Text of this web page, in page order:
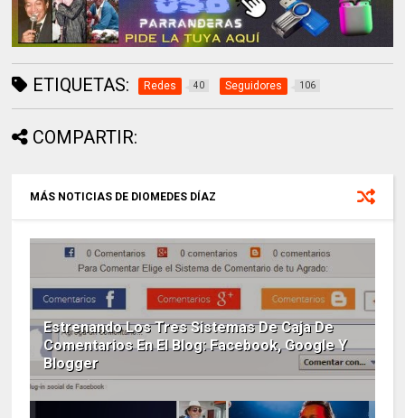
ETIQUETAS: Redes 40 Seguidores 106
COMPARTIR:
MÁS NOTICIAS DE DIOMEDES DÍAZ
Estrenando Los Tres Sistemas De Caja De
Comentarios En El Blog: Facebook, Google Y
Blogger